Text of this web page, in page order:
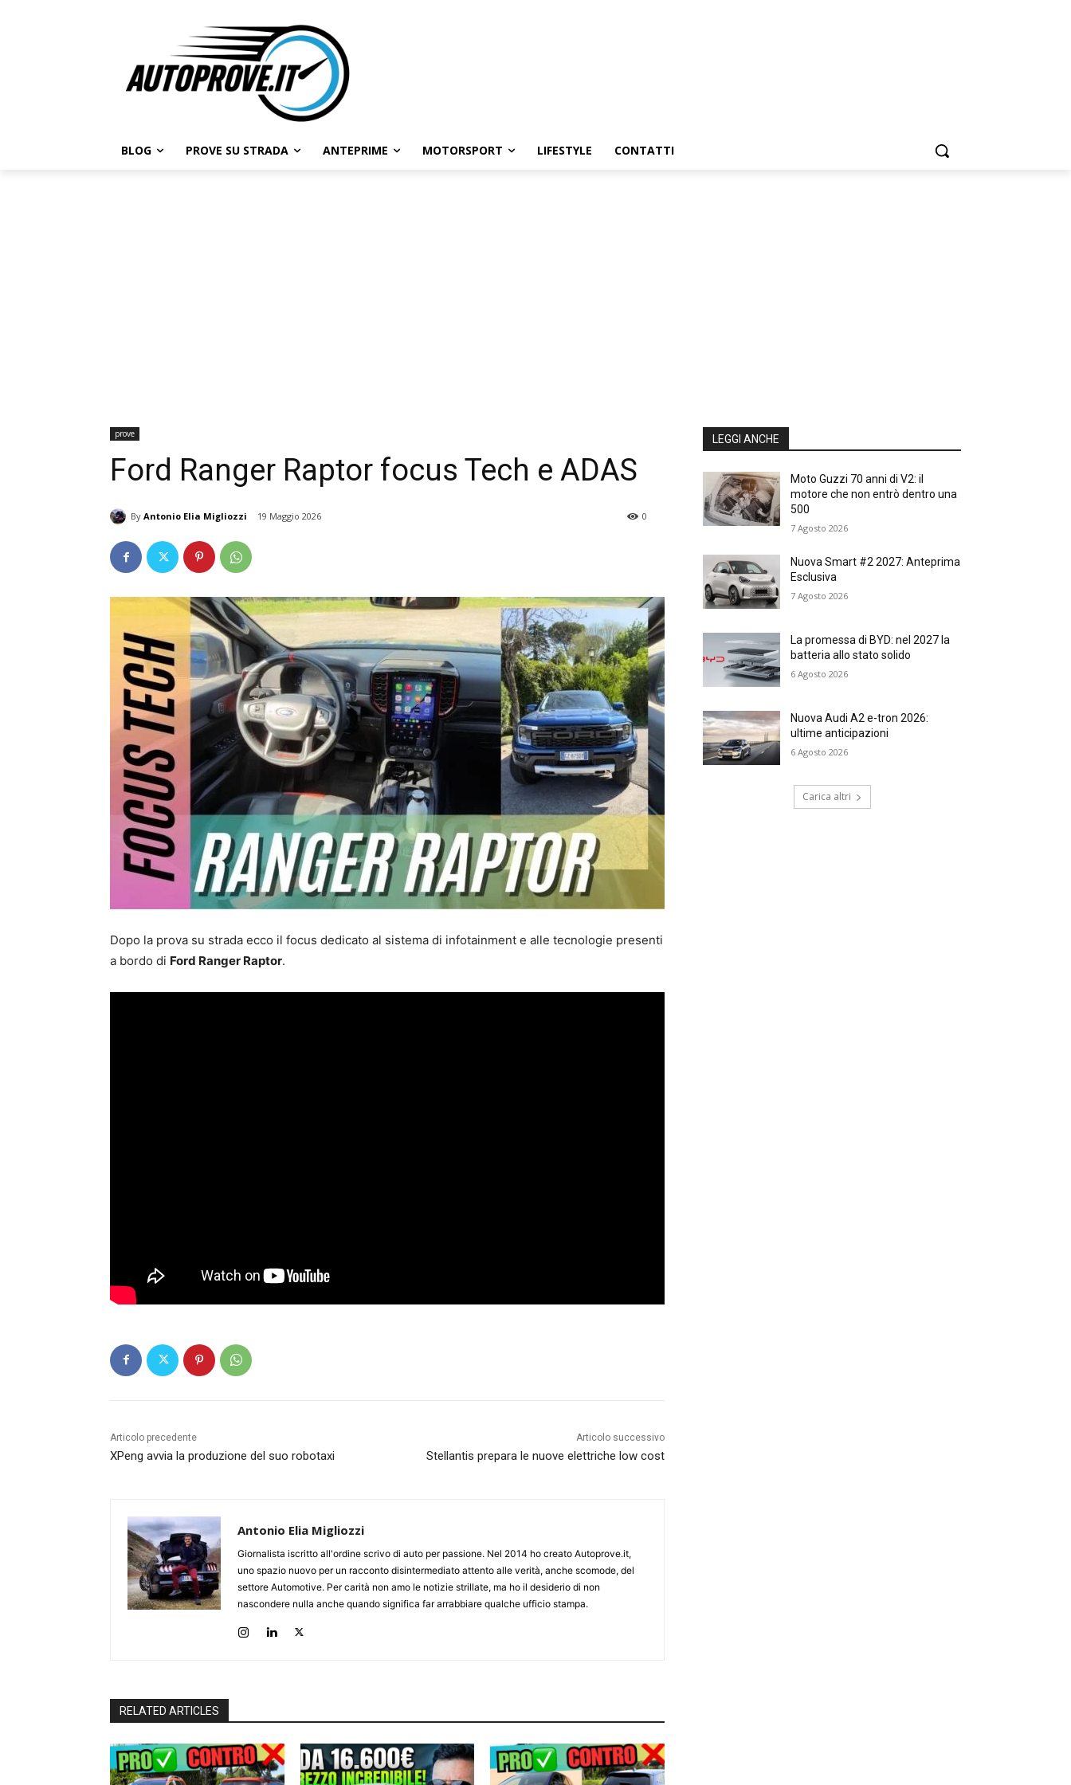
BLOG PROVE SU STRADA ANTEPRIME MOTORSPORT LIFESTYLE CONTATTI
prove
Ford Ranger Raptor focus Tech e ADAS
By Antonio Elia Migliozzi 19 Maggio 2026 0
Dopo la prova su strada ecco il focus dedicato al sistema di infotainment e alle tecnologie presenti
a bordo di Ford Ranger Raptor.
Articolo precedente
XPeng avvia la produzione del suo robotaxi
Articolo successivo
Stellantis prepara le nuove elettriche low cost
Antonio Elia Migliozzi
Giornalista iscritto all'ordine scrivo di auto per passione. Nel 2014 ho creato Autoprove.it,
uno spazio nuovo per un racconto disintermediato attento alle verità, anche scomode, del
settore Automotive. Per carità non amo le notizie strillate, ma ho il desiderio di non
nascondere nulla anche quando significa far arrabbiare qualche ufficio stampa.
RELATED ARTICLES
LEGGI ANCHE
Moto Guzzi 70 anni di V2: il
motore che non entrò dentro una
500
7 Agosto 2026
Nuova Smart #2 2027: Anteprima
Esclusiva
7 Agosto 2026
La promessa di BYD: nel 2027 la
batteria allo stato solido
6 Agosto 2026
Nuova Audi A2 e-tron 2026:
ultime anticipazioni
6 Agosto 2026
Carica altri